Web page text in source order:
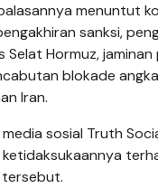
menuntut
sanksi,
Selat Hormuz,
blokade
Iran.
sosial Truth
tersebut.